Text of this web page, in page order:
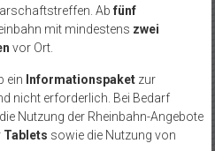
Ab fünf
mit mindestens zwei
vor Ort.
ein Informationspaketzur
nicht erforderlich. Bei Bedarf
Nutzung der Rheinbahn-Angebote
Tablets sowie die Nutzung von